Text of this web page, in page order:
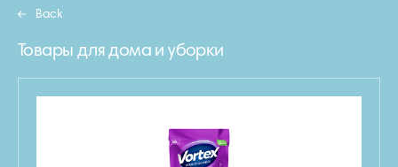
Back
Товары для дома и уборки